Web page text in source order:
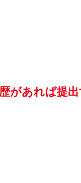
があれば提
安心感があり、評